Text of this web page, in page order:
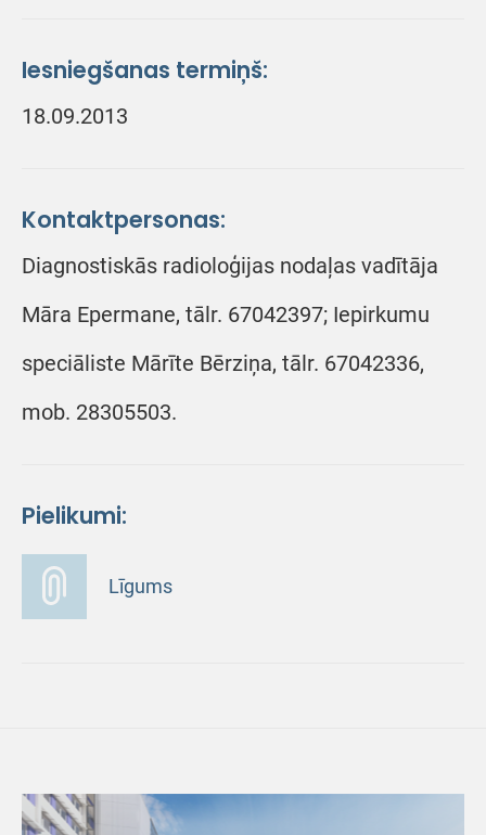
Iesniegšanas termiņš:
18.09.2013
Kontaktpersonas:
Diagnostiskās radioloģijas nodaļas vadītāja
Māra Epermane, tālr. 67042397; Iepirkumu
speciāliste Mārīte Bērziņa, tālr. 67042336,
mob. 28305503.
Pielikumi:
Līgums